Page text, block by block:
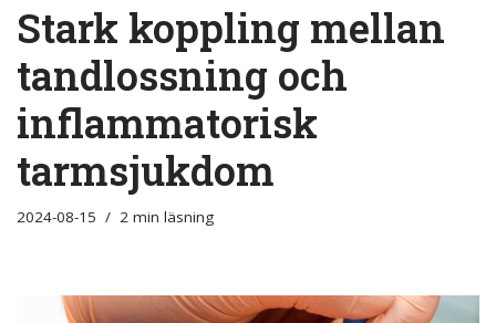
Stark koppling mellan
tandlossning och
inflammatorisk
tarmsjukdom
2024-08-15 2 min läsning